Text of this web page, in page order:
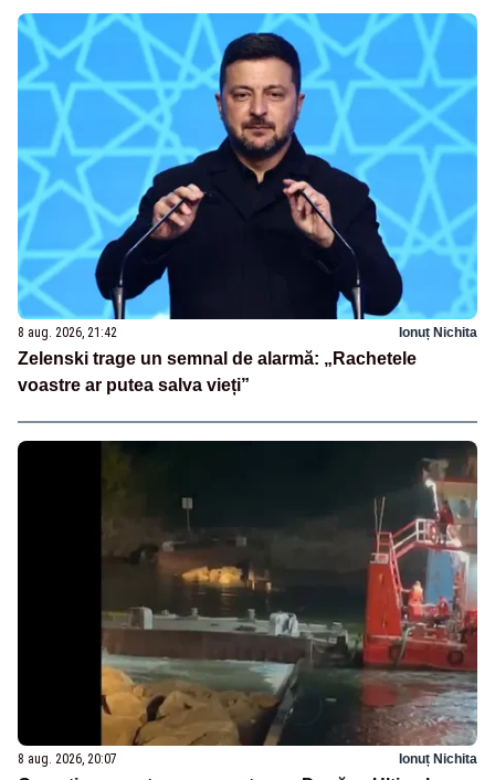
8 aug. 2026, 21:42 Ionuț Nichita
Zelenski trage un semnal de alarmă: „Rachetele
voastre ar putea salva vieți”
8 aug. 2026, 20:07 Ionuț Nichita